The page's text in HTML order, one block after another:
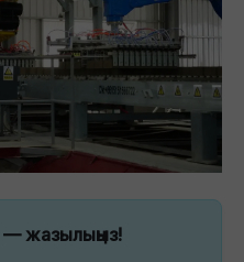
— жазылыңыз!